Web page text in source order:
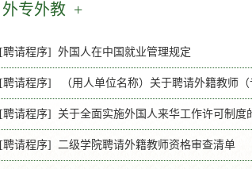
外专外教 +
[聘请程序] 外国人在中国就业管理规定
[聘请程序] （用人单位名称）关于聘请外籍教师（
[聘请程序] 关于全面实施外国人来华工作许可制度
[聘请程序] 二级学院聘请外籍教师资格审查清单